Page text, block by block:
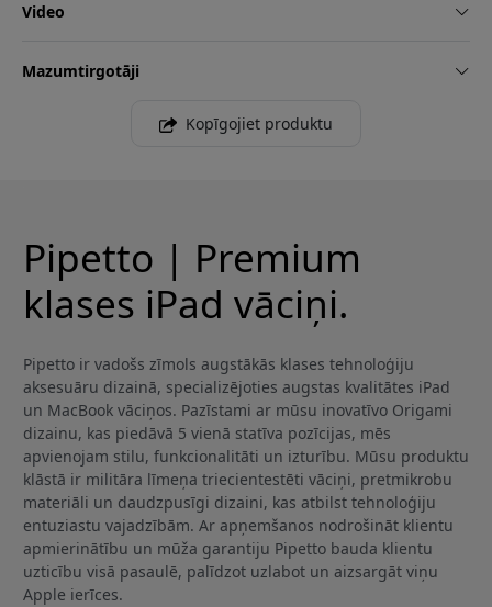
Video
Mazumtirgotāji
Kopīgojiet produktu
Pipetto | Premium
klases iPad vāciņi.
Pipetto ir vadošs zīmols augstākās klases tehnoloģiju
aksesuāru dizainā, specializējoties augstas kvalitātes iPad
un MacBook vāciņos. Pazīstami ar mūsu inovatīvo Origami
dizainu, kas piedāvā 5 vienā statīva pozīcijas, mēs
apvienojam stilu, funkcionalitāti un izturību. Mūsu produktu
klāstā ir militāra līmeņa triecientestēti vāciņi, pretmikrobu
materiāli un daudzpusīgi dizaini, kas atbilst tehnoloģiju
entuziastu vajadzībām. Ar apņemšanos nodrošināt klientu
apmierinātību un mūža garantiju Pipetto bauda klientu
uzticību visā pasaulē, palīdzot uzlabot un aizsargāt viņu
Apple ierīces.